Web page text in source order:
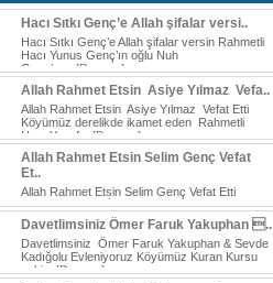
Hacı Sıtkı Genç’e Allah şifalar versi..
Hacı Sıtkı Genç’e Allah şifalar versin Rahmetli
Hacı Yunus Genç’ın oğlu Nuh
Genç’ın... [Devamı]
Allah Rahmet Etsin Asiye Yılmaz Vefa..
Allah Rahmet Etsin Asiye Yılmaz Vefat Etti
Köyümüz derelikde ikamet eden Rahmetli
Hacı Yusuf... [Devamı]
Allah Rahmet Etsin Selim Genç Vefat
Et..
Allah Rahmet Etsin Selim Genç Vefat Etti
Köylülerimizden İskenderun Payasta ikamet
eden Rahmetli...[Devamı]
Davetlimsiniz Ömer Faruk Yakuphan ..
Davetlimsiniz Ömer Faruk Yakuphan & Sevde
Kadığolu Evleniyoruz Köyümüz Kuran Kursu
eski... [Devamı]